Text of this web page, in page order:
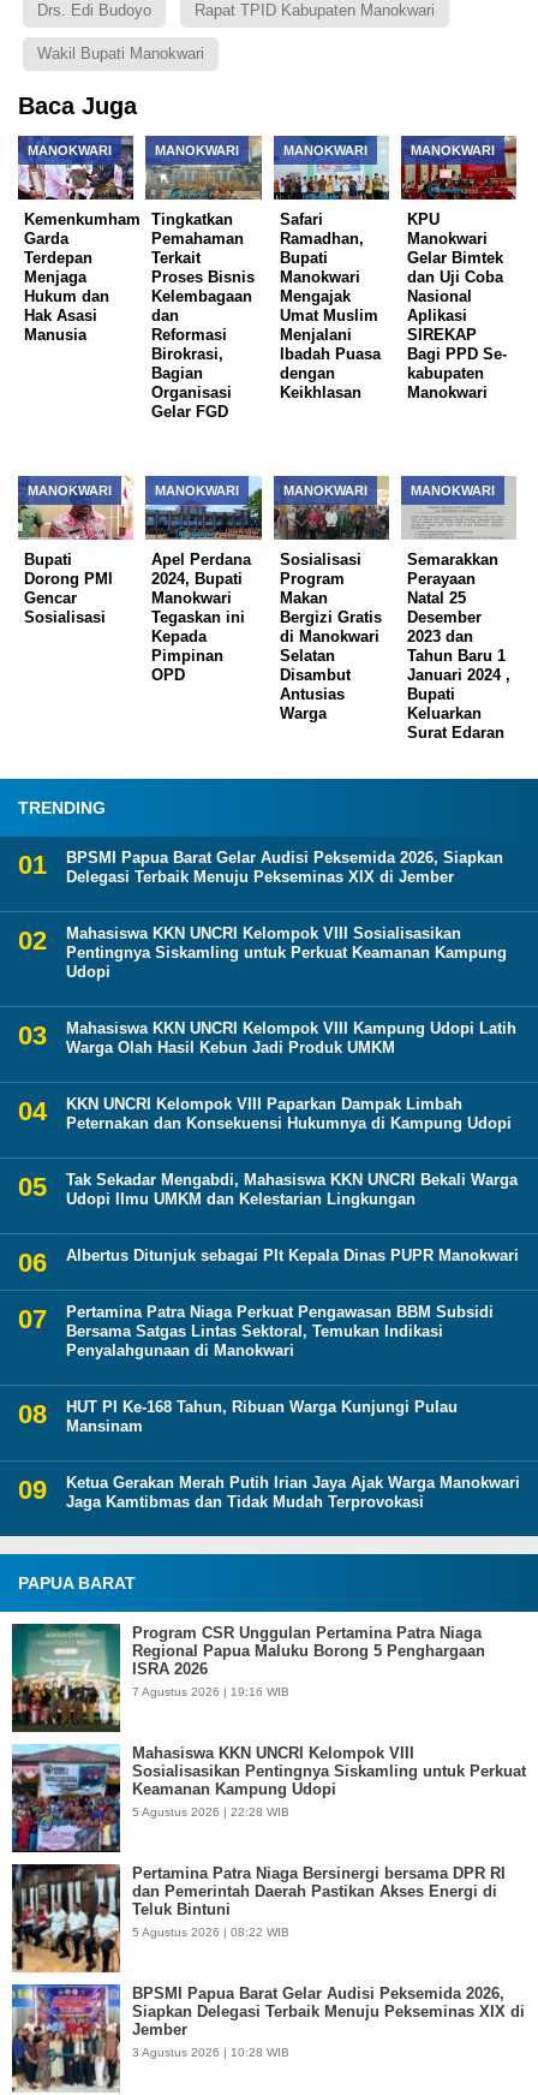
Drs. Edi Budoyo Rapat TPID Kabupaten Manokwari
Wakil Bupati Manokwari
Baca Juga
MANOKWARI
Kemenkumham
Garda
Terdepan
Menjaga
Hukum dan
Hak Asasi
Manusia
MANOKWARI
Tingkatkan
Pemahaman
Terkait
Proses Bisnis
Kelembagaan
dan
Reformasi
Birokrasi,
Bagian
Organisasi
Gelar FGD
MANOKWARI
Safari
Ramadhan,
Bupati
Manokwari
Mengajak
Umat Muslim
Menjalani
Ibadah Puasa
dengan
Keikhlasan
MANOKWARI
KPU
Manokwari
Gelar Bimtek
dan Uji Coba
Nasional
Aplikasi
SIREKAP
Bagi PPD Se-
kabupaten
Manokwari
MANOKWARI
Bupati
Dorong PMI
Gencar
Sosialisasi
MANOKWARI
Apel Perdana
2024, Bupati
Manokwari
Tegaskan ini
Kepada
Pimpinan
OPD
MANOKWARI
Sosialisasi
Program
Makan
Bergizi Gratis
di Manokwari
Selatan
Disambut
Antusias
Warga
MANOKWARI
Semarakkan
Perayaan
Natal 25
Desember
2023 dan
Tahun Baru 1
Januari 2024 ,
Bupati
Keluarkan
Surat Edaran
TRENDING
BPSMI Papua Barat Gelar Audisi Peksemida 2026, Siapkan
Delegasi Terbaik Menuju Pekseminas XIX di Jember
Mahasiswa KKN UNCRI Kelompok VIII Sosialisasikan
Pentingnya Siskamling untuk Perkuat Keamanan Kampung
Udopi
Mahasiswa KKN UNCRI Kelompok VIII Kampung Udopi Latih
Warga Olah Hasil Kebun Jadi Produk UMKM
KKN UNCRI Kelompok VIII Paparkan Dampak Limbah
Peternakan dan Konsekuensi Hukumnya di Kampung Udopi
Tak Sekadar Mengabdi, Mahasiswa KKN UNCRI Bekali Warga
Udopi Ilmu UMKM dan Kelestarian Lingkungan
Albertus Ditunjuk sebagai Plt Kepala Dinas PUPR Manokwari
Pertamina Patra Niaga Perkuat Pengawasan BBM Subsidi
Bersama Satgas Lintas Sektoral, Temukan Indikasi
Penyalahgunaan di Manokwari
HUT PI Ke-168 Tahun, Ribuan Warga Kunjungi Pulau
Mansinam
Ketua Gerakan Merah Putih Irian Jaya Ajak Warga Manokwari
Jaga Kamtibmas dan Tidak Mudah Terprovokasi
PAPUA BARAT
Program CSR Unggulan Pertamina Patra Niaga
Regional Papua Maluku Borong 5 Penghargaan
ISRA 2026
7 Agustus 2026 | 19:16 WIB
Mahasiswa KKN UNCRI Kelompok VIII
Sosialisasikan Pentingnya Siskamling untuk Perkuat
Keamanan Kampung Udopi
5 Agustus 2026 | 22:28 WIB
Pertamina Patra Niaga Bersinergi bersama DPR RI
dan Pemerintah Daerah Pastikan Akses Energi di
Teluk Bintuni
5 Agustus 2026 | 08:22 WIB
BPSMI Papua Barat Gelar Audisi Peksemida 2026,
Siapkan Delegasi Terbaik Menuju Pekseminas XIX di
Jember
3 Agustus 2026 | 10:28 WIB